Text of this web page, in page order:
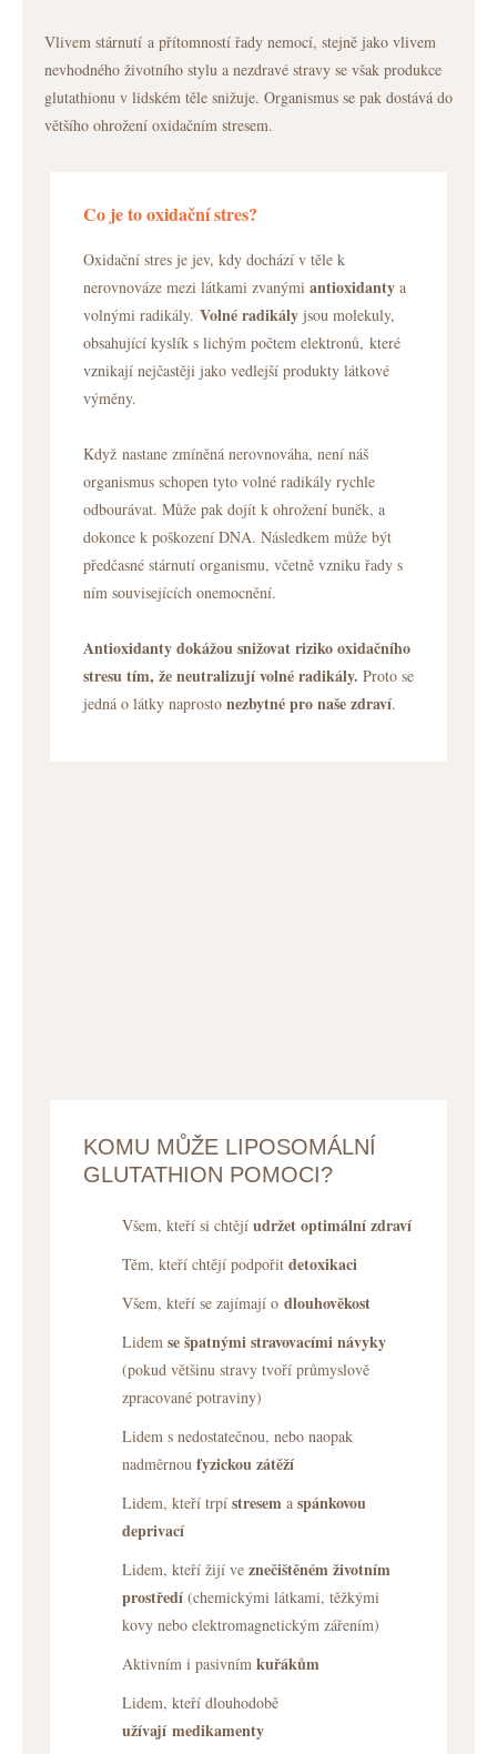
Vlivem stárnutí a přítomností řady nemocí, stejně jako vlivem
nevhodného životního stylu a nezdravé stravy se však produkce
glutathionu v lidském těle snižuje. Organismus se pak dostává do
většího ohrožení oxidačním stresem.
Co je to oxidační stres?
Oxidační stres je jev, kdy dochází v těle k
nerovnováze mezi látkami zvanými antioxidanty a
volnými radikály. Volné radikály jsou molekuly,
obsahující kyslík s lichým počtem elektronů, které
vznikají nejčastěji jako vedlejší produkty látkové
výměny.
Když nastane zmíněná nerovnováha, není náš
organismus schopen tyto volné radikály rychle
odbourávat. Může pak dojít k ohrožení buněk, a
dokonce k poškození DNA. Následkem může být
předčasné stárnutí organismu, včetně vzniku řady s
ním souvisejících onemocnění.
Antioxidanty dokážou snižovat riziko oxidačního
stresu tím, že neutralizují volné radikály. Proto se
jedná o látky naprosto nezbytné pro naše zdraví.
KOMU MŮŽE LIPOSOMÁLNÍ
GLUTATHION POMOCI?
Všem, kteří si chtějí udržet optimální zdraví
Těm, kteří chtějí podpořit detoxikaci
Všem, kteří se zajímají o dlouhověkost
Lidem se špatnými stravovacími návyky
(pokud většinu stravy tvoří průmyslově
zpracované potraviny)
Lidem s nedostatečnou, nebo naopak
nadměrnou fyzickou zátěží
Lidem, kteří trpí stresem a spánkovou
deprivací
Lidem, kteří žijí ve znečištěném životním
prostředí (chemickými látkami, těžkými
kovy nebo elektromagnetickým zářením)
Aktivním i pasivním kuřákům
Lidem, kteří dlouhodobě
užívají medikamenty